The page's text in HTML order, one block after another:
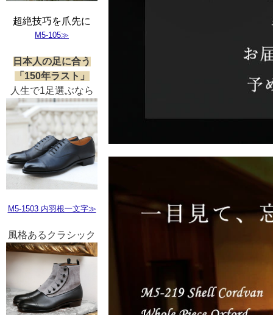
超絶技巧を爪先に
M5-105≫
日本人の足に合う
「150年ラスト」
人生で1足選ぶなら
M5-1503 内羽根一文字≫
風格あるクラシック